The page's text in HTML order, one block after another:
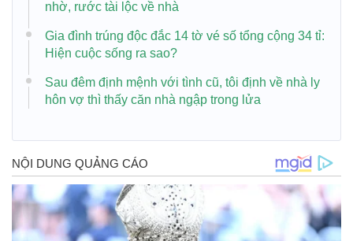
nhờ, rước tài lộc về nhà
Gia đình trúng độc đắc 14 tờ vé số tổng cộng 34 tỉ:
Hiện cuộc sống ra sao?
Sau đêm định mệnh với tình cũ, tôi định về nhà ly
hôn vợ thì thấy căn nhà ngập trong lửa